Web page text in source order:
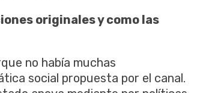
originales y como las
no había muchas
social propuesta por el canal.